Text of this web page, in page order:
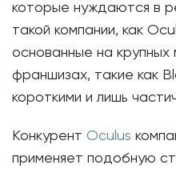
которые нуждаются в
такой компании, как
основанные на
франшизах, такие как
короткими и лишь
Конкурент Oculus
применяет подобную